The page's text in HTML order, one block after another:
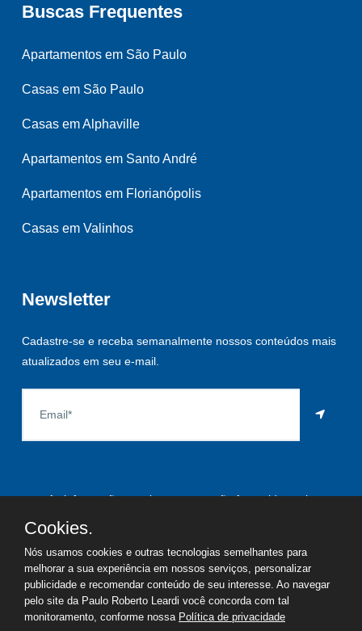
Buscas Frequentes
Apartamentos em São Paulo
Casas em São Paulo
Casas em Alphaville
Apartamentos em Santo André
Apartamentos em Florianópolis
Casas em Valinhos
Newsletter
Cadastre-se e receba semanalmente nossos conteúdos mais
atualizados em seu e-mail.
As informações aqui constantes são fornecidas pelo
proprietário do imóvel e estão sujeitas a alteração a qualquer
©2026Copyright - Paulo Roberto Leardi | Todos os direitos
Cookies.
Nós usamos cookies e outras tecnologias semelhantes para
melhorar a sua experiência em nossos serviços, personalizar
publicidade e recomendar conteúdo de seu interesse. Ao navegar
pelo site da Paulo Roberto Leardi você concorda com tal
monitoramento, conforme nossa Política de privacidade